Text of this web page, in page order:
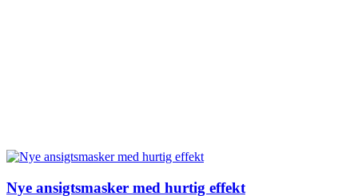
Nye ansigtsmasker med hurtig effekt